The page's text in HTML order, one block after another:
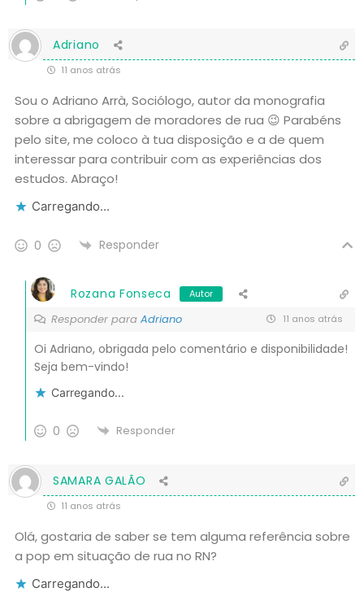
Adriano
11 anos atrás
Sou o Adriano Arrà, Sociólogo, autor da monografia
sobre a abrigagem de moradores de rua 😉 Parabéns
pelo site, me coloco à tua disposição e a de quem
interessar para contribuir com as experiências dos
estudos. Abraço!
Carregando...
0 Responder
Rozana Fonseca Autor
Responder para Adriano 11 anos atrás
Oi Adriano, obrigada pelo comentário e disponibilidade!
Seja bem-vindo!
Carregando...
0 Responder
SAMARA GALÃO
11 anos atrás
Olá, gostaria de saber se tem alguma referência sobre
a pop em situação de rua no RN?
Carregando...